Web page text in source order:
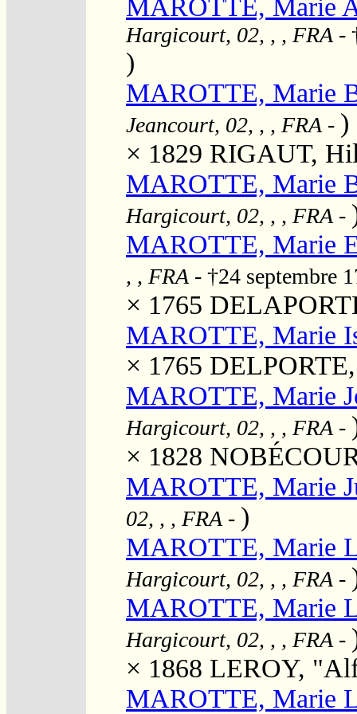
MAROTTE, Marie
Hargicourt, 02, , , FRA -
)
MAROTTE, Marie
Jeancourt, 02, , , FRA - )
× 1829 RIGAUT,
MAROTTE, Marie
Hargicourt, 02, , , FRA -
MAROTTE, Marie
, , FRA - †24 septembre
× 1765
MAROTTE, Marie
× 1765
MAROTTE, Marie
Hargicourt, 02, , , FRA -
× 1828
MAROTTE, Marie
02, , , FRA - )
MAROTTE, Marie
Hargicourt, 02, , , FRA -
MAROTTE, Marie
Hargicourt, 02, , , FRA -
× 1868 LEROY,
MAROTTE, Marie